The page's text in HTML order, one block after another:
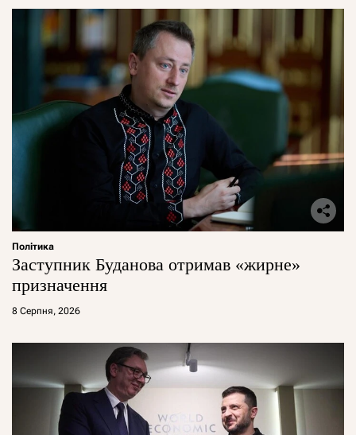
Політика
Заступник Буданова отримав «жирне»
призначення
8 Серпня, 2026